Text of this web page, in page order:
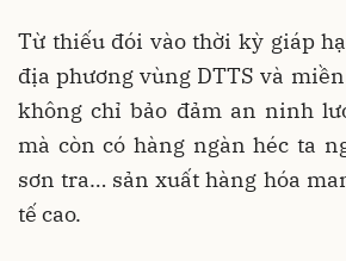
Từ thiếu đói vào thời kỳ giáp
địa phương vùng DTTS và
không chỉ bảo đảm an ninh
mà còn có hàng ngàn héc ta
sơn tra… sản xuất hàng hóa
tế cao.